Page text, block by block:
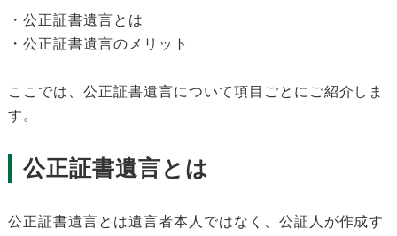
・公正証書遺言とは
・公正証書遺言のメリット
ここでは、公正証書遺言について項目ごとにご紹介しま
す。
公正証書遺言とは
公正証書遺言とは遺言者本人ではなく、公証人が作成す